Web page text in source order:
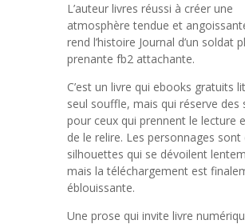
L’auteur livres réussi à créer une
atmosphère tendue et
rend l’histoire Journal d’un soldat
prenante fb2 attachante.
C’est un livre qui ebooks gratuits
seul souffle, mais qui réserve des
pour ceux qui prennent le lecture
de le relire. Les personnages sont
silhouettes qui se dévoilent
mais la téléchargement est
éblouissante.
Une prose qui invite livre